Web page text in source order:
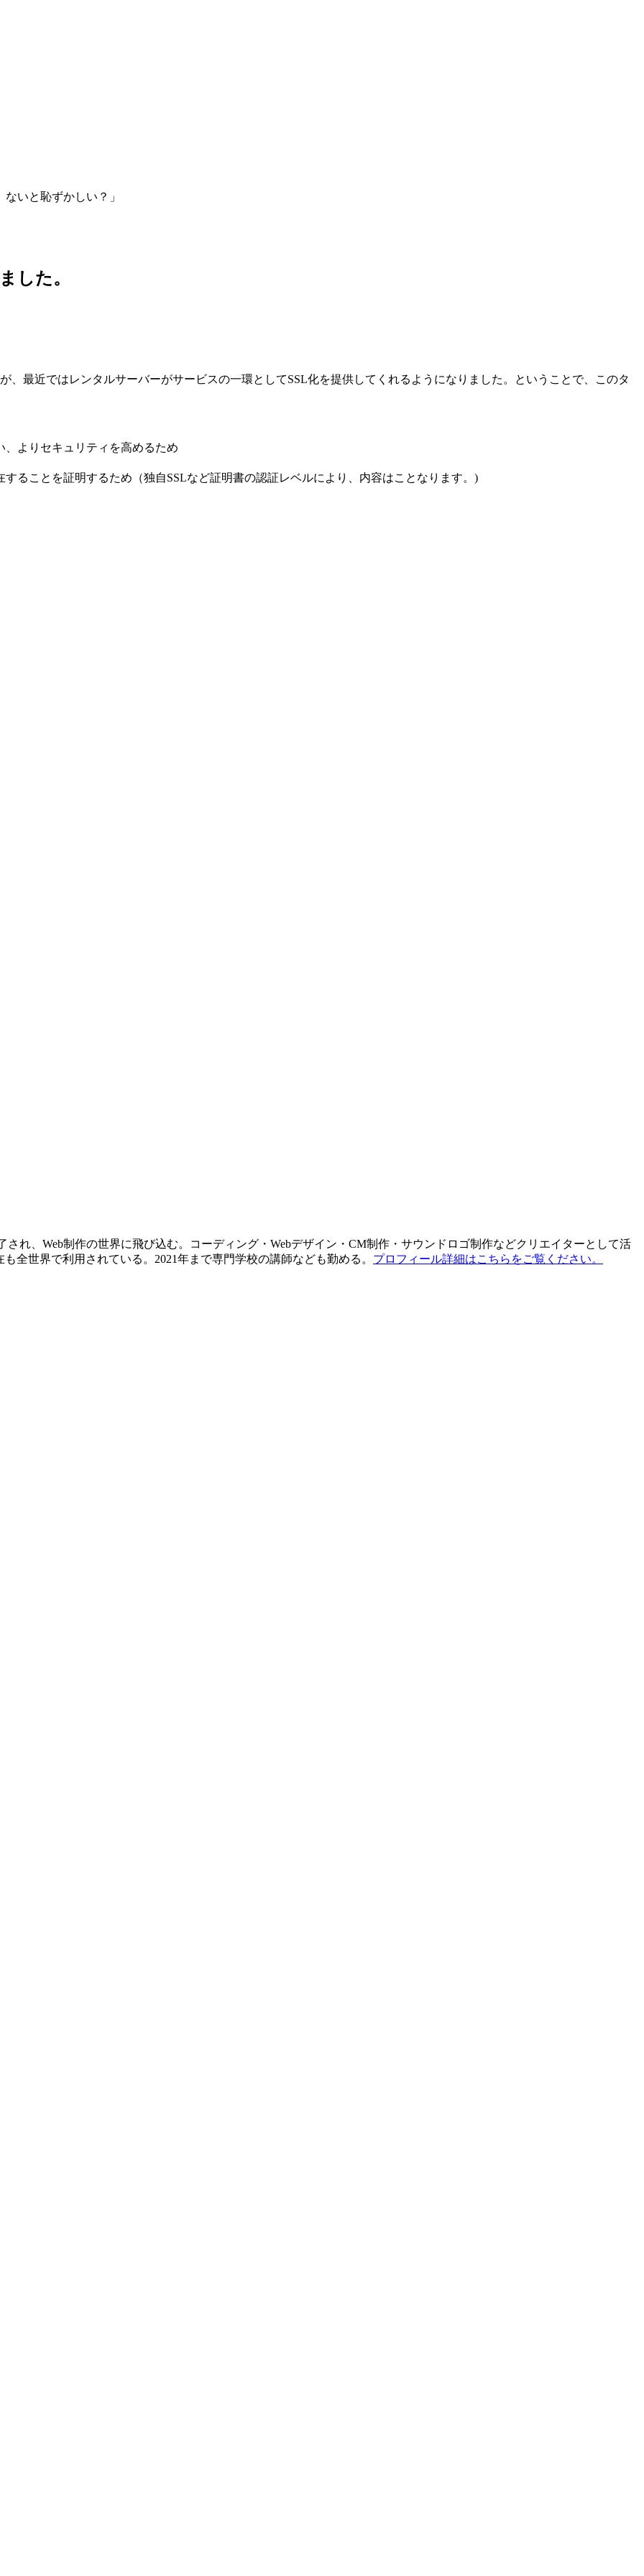
した。
、最近ではレンタルサーバーがサービスの一環としてSSL化を提供してくれるようになりました。ということで、このタ
、よりセキュリティを高めるため
ることを証明するため（独自SSLなど証明書の認証レベルにより、内容はことなります。)
され、Web制作の世界に飛び込む。コーディング・Webデザイン・CM制作・サウンドロゴ制作などクリエイターとして活
も全世界で利用されている。2021年まで専門学校の講師なども勤める。 プロフィール詳細はこちらをご覧ください。